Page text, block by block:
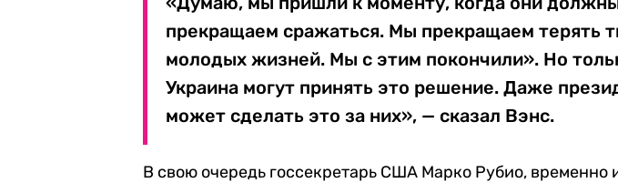
прекращаем сражаться. Мы прекращаем терять
молодых жизней. Мы с этим покончили». Но
Украина могут принять это решение. Даже
может сделать это за них», — сказал Вэнс.
В свою очередь госсекретарь США Марко Рубио,